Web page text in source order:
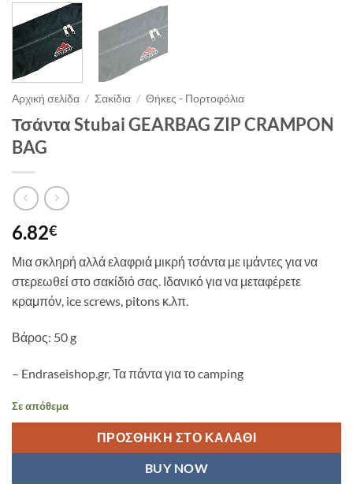
Αρχική σελίδα / Σακίδια / Θήκες - Πορτοφόλια
Τσάντα Stubai GEARBAG ZIP CRAMPON
BAG
6.82€
Μια σκληρή αλλά ελαφριά μικρή τσάντα με ιμάντες για να
στερεωθεί στο σακίδιό σας. Ιδανικό για να μεταφέρετε
κραμπόν, ice screws, pitons κ.λπ.
Βάρος: 50 g
– Endraseishop.gr, Τα πάντα για το camping
Σε απόθεμα
ΠΡΟΣΘΉΚΗ ΣΤΟ ΚΑΛΆΘΙ
BUY NOW